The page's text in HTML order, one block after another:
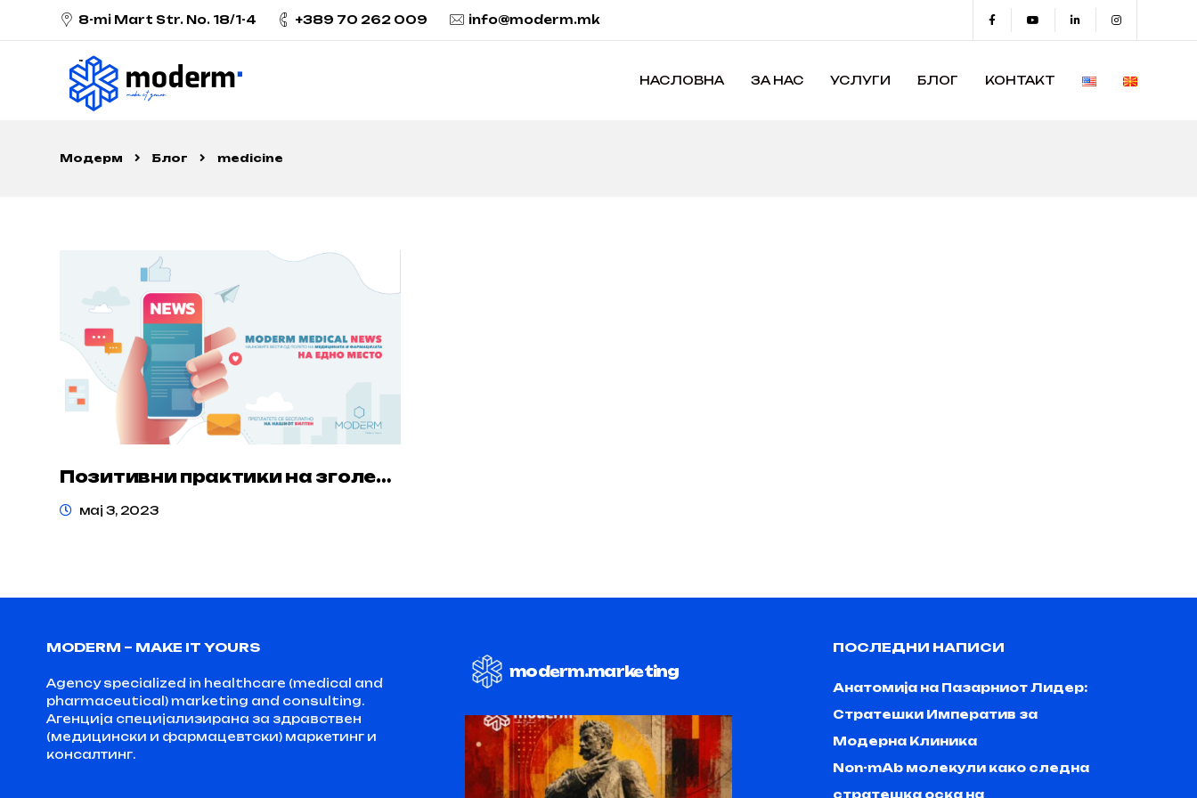
8-mi Mart Str. No. 18/1-4 +389 70 262 009 info@moderm.mk
НАСЛОВНА ЗА НАС УСЛУГИ БЛОГ КОНТАКТ
Модерм Блог medicine
Позитивни практики на зголемување на цена за општо добро.
мај 3, 2023
MODERM – MAKE IT YOURS
Agency specialized in healthcare (medical and
pharmaceutical) marketing and consulting.
Агенција специјализирана за здравствен
(медицински и фармацевтски) маркетинг и
консалтинг.
moderm.marketing
ПОСЛЕДНИ НАПИСИ
Анатомија на Пазарниот Лидер:
Стратешки Императив за
Модерна Клиника
Non-mAb молекули како следна
стратешка оска на